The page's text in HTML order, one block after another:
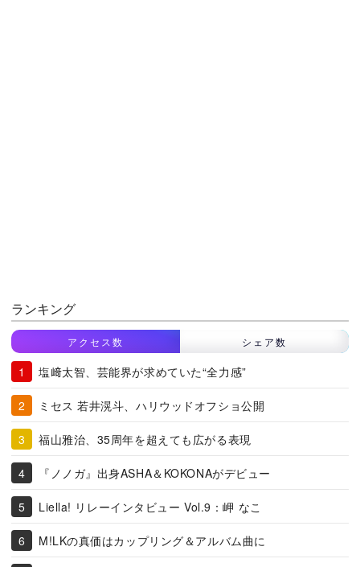
ランキング
アクセス数 シェア数
塩﨑太智、芸能界が求めていた“全力感”
ミセス 若井滉斗、ハリウッドオフショ公開
福山雅治、35周年を超えても広がる表現
『ノノガ』出身ASHA＆KOKONAがデビュー
Liella! リレーインタビュー Vol.9：岬 なこ
M!LKの真価はカップリング＆アルバム曲に